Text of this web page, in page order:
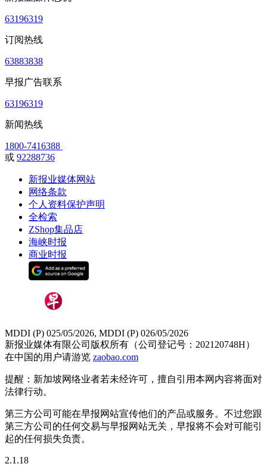
63196319
订阅热线
63883838
早报广告联系
63196319
新闻热线
1800-7416388
或 92288736
新报业媒体网站
网络条款
个人资料保护声明
全检索
ZShop集品店
海峡时报
商业时报
MDDI (P) 025/05/2026, MDDI (P) 026/05/2026
新报业媒体有限公司版权所有（公司登记号：202120748H）
在中国的用户请游览 zaobao.com
提醒：新加坡网络业者若未经许可，擅自引用本网内容将面对
法律行动。
第三方公司可能在早报网站宣传他们的产品或服务。不过您跟
第三方公司的任何交易与早报网站无关，早报将不会对可能引
起的任何损失负责。
2.1.18